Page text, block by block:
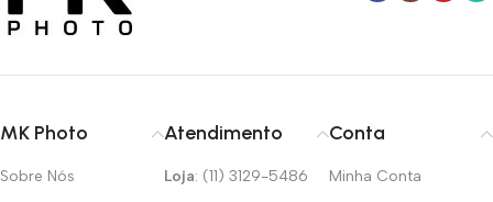
MK Photo
Sobre Nós
Atendimento
Loja: (11) 3129-5486
Conta
Minha Conta